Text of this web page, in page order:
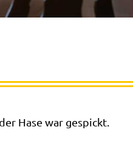
Hase war gespickt.